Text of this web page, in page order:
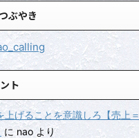
やき
ト
上げることを意識しろ【売上＝
に nao より